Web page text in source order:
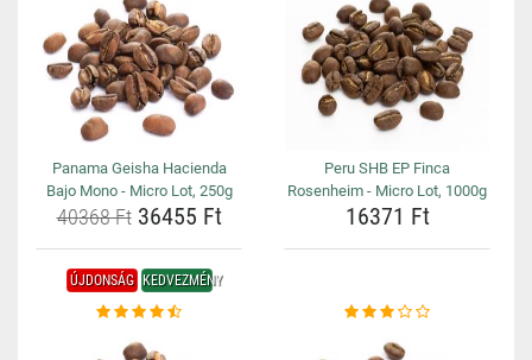
Panama Geisha Hacienda
Bajo Mono - Micro Lot, 250g
40368 Ft36455 Ft
Peru SHB EP Finca
Rosenheim - Micro Lot, 1000g
16371 Ft
ÚJDONSÁG KEDVEZMÉNY